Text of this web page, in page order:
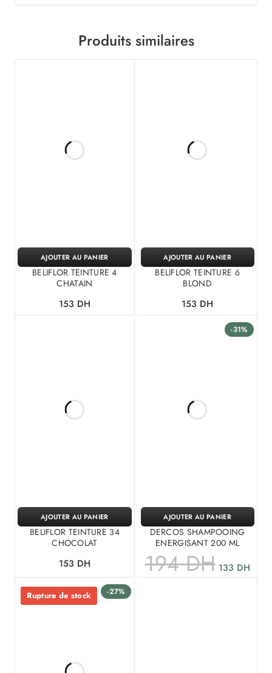
Produits similaires
BELIFLOR TEINTURE 4
CHATAIN
153 DH
AJOUTER AU PANIER
BELIFLOR TEINTURE 6
BLOND
153 DH
AJOUTER AU PANIER
BELIFLOR TEINTURE 34
CHOCOLAT
153 DH
AJOUTER AU PANIER
-31%
DERCOS SHAMPOOING
ENERGISANT 200 ML
194DH 133 DH
AJOUTER AU PANIER
-27%
Rupture de stock